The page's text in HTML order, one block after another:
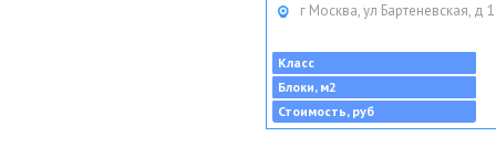
г Москва, ул Бартеневская, д
Класс
Блоки, м2
Стоимость, руб